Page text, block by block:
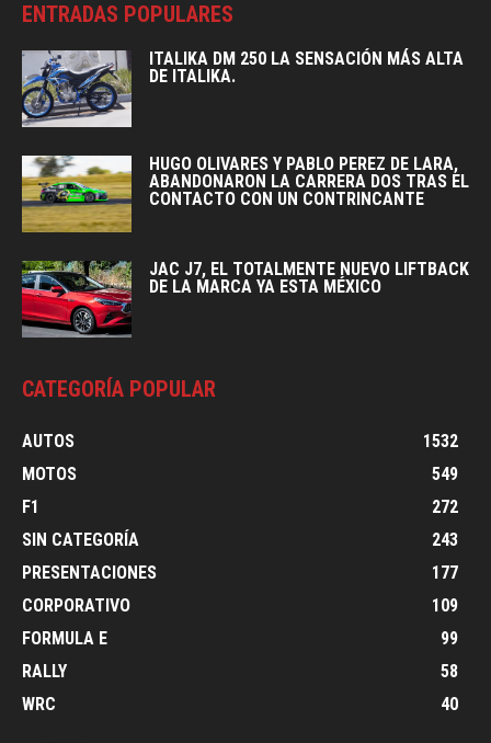
ENTRADAS POPULARES
ITALIKA DM 250 LA SENSACIÓN MÁS ALTA
DE ITALIKA.
HUGO OLIVARES Y PABLO PEREZ DE LARA,
ABANDONARON LA CARRERA DOS TRAS EL
CONTACTO CON UN CONTRINCANTE
JAC J7, EL TOTALMENTE NUEVO LIFTBACK
DE LA MARCA YA ESTA MÉXICO
CATEGORÍA POPULAR
AUTOS
1532
MOTOS
549
F1
272
SIN CATEGORÍA
243
PRESENTACIONES
177
CORPORATIVO
109
FORMULA E
99
RALLY
58
WRC
40